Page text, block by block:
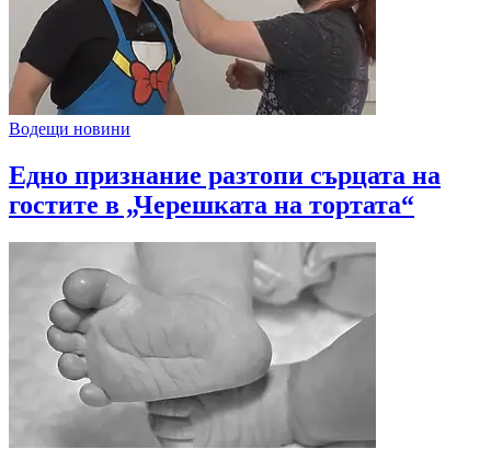
Водещи новини
Едно признание разтопи сърцата на
гостите в „Черешката на тортата“